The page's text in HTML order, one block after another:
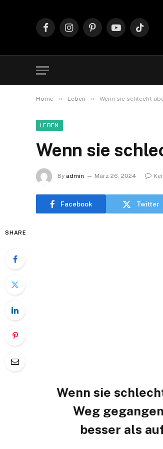
FacebookInstagramPinterestYouTubeTikTok
Home » Leben » Wenn sie schlecht
LEBEN
Wenn sie
By admin März 26, 2024
Facebook Twitter
SHARE
Wenn sie
Weg
besser als